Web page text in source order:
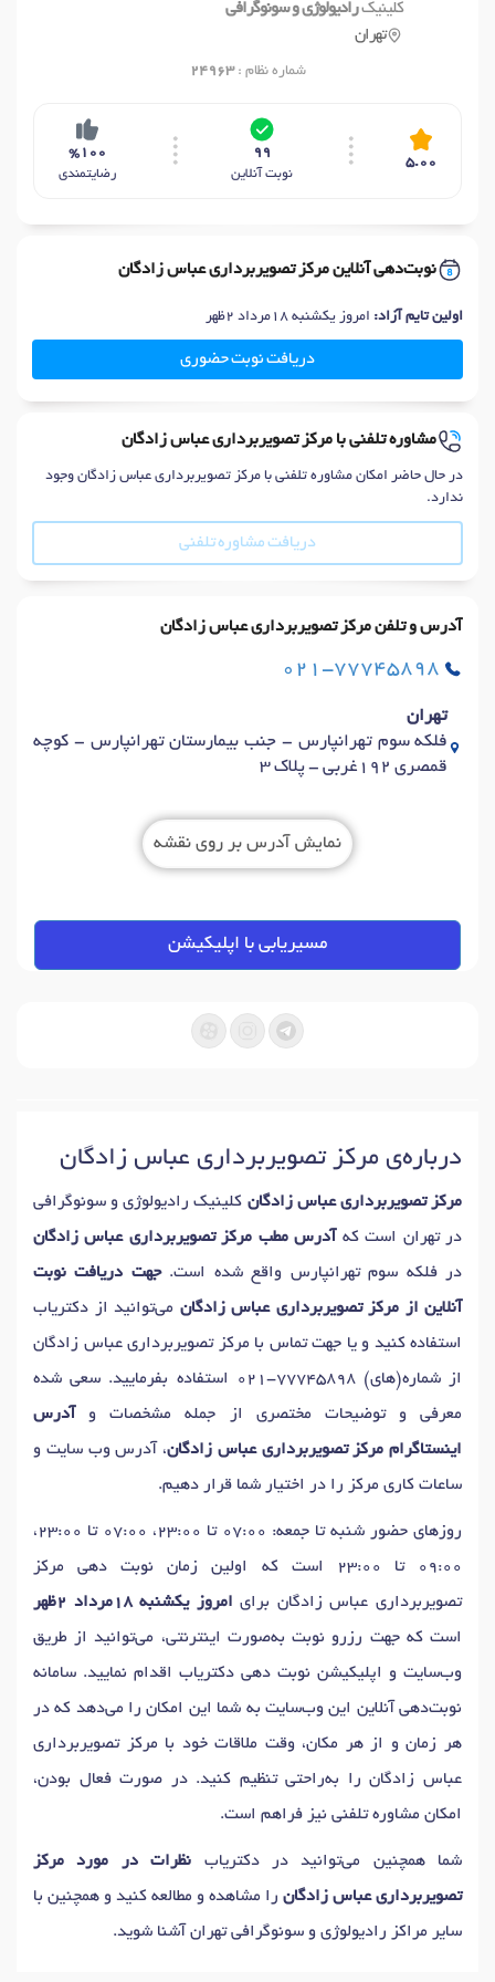
کلینیکرادیولوژی و سونوگرافی
تهران
شماره نظام :24963
5.00
99
نوبت آنلاین
%100
رضایتمندی
نوبت‌دهی آنلاین مرکز تصویربرداری عباس زادگان
اولین تایم آزاد: امروز یکشنبه 18مرداد 2ظهر
دریافت نوبت حضوری
مشاوره تلفنی با مرکز تصویربرداری عباس زادگان
در حال حاضر امکان مشاوره تلفنی با مرکز تصویربرداری عباس زادگان وجود
ندارد.
دریافت مشاوره تلفنی
آدرس و تلفن مرکز تصویربرداری عباس زادگان
021-77745898
تهران
فلکه سوم تهرانپارس - جنب بیمارستان تهرانپارس - کوچه
قمصری 192غربی - پلاک 3
نمایش آدرس بر روی نقشه
مسیریابی با اپلیکیشن
درباره‌ی مرکز تصویربرداری عباس زادگان
مرکز تصویربرداری عباس زادگان کلینیک رادیولوژی و سونوگرافی
در تهران است که آدرس مطب مرکز تصویربرداری عباس زادگان
در فلکه سوم تهرانپارس واقع شده است.جهت دریافت نوبت
آنلاین از مرکز تصویربرداری عباس زادگان می‌توانید از دکتریاب
استفاده کنید و یا جهت تماس با مرکز تصویربرداری عباس زادگان
از شماره(های)021-77745898
استفاده بفرمایید. سعی شده
معرفی و توضیحات مختصری از جمله مشخصات و آدرس
اینستاگرام مرکز تصویربرداری عباس زادگان، آدرس وب سایت و
ساعات کاری مرکز را در اختیار شما قرار دهیم.
روزهای حضور شنبه تا جمعه: 07:00 تا 23:00، 07:00 تا 23:00،
09:00 تا 23:00 است که اولین زمان نوبت دهی مرکز
تصویربرداری عباس زادگان برای امروز یکشنبه 18مرداد 2ظهر
است که جهت رزرو نوبت به‌صورت اینترنتی، می‌توانید از طریق
وب‌سایت و اپلیکیشن نوبت دهی دکتریاب اقدام نمایید. سامانه
نوبت‌دهی آنلاین این وب‌سایت به شما این امکان را می‌دهد که در
هر زمان و از هر مکان، وقت ملاقات خود با مرکز تصویربرداری
عباس زادگان را به‌راحتی تنظیم کنید. در صورت فعال بودن،
امکان مشاوره تلفنی نیز فراهم است.
شما همچنین می‌توانید در دکتریاب نظرات در مورد مرکز
تصویربرداری عباس زادگان را مشاهده و مطالعه کنید و همچنین با
سایر مراکز رادیولوژی و سونوگرافی تهران آشنا شوید.